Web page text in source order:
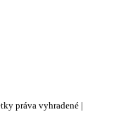
práva vyhradené |